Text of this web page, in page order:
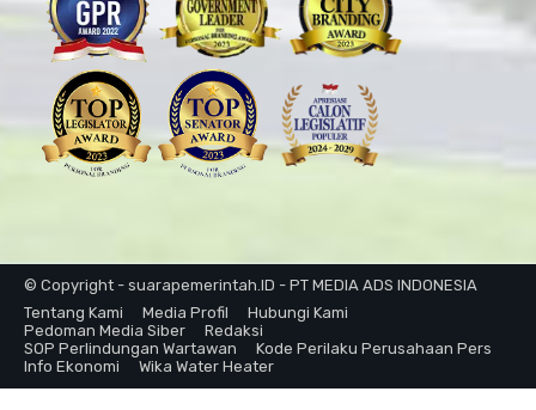
© Copyright - suarapemerintah.ID - PT MEDIA ADS INDONESIA
Tentang Kami
Media Profil
Hubungi Kami
Pedoman Media Siber
Redaksi
SOP Perlindungan Wartawan
Kode Perilaku Perusahaan Pers
Info Ekonomi
Wika Water Heater